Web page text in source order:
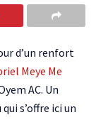
d’un renfort
Meye Me
AC. Un
s’offre ici un